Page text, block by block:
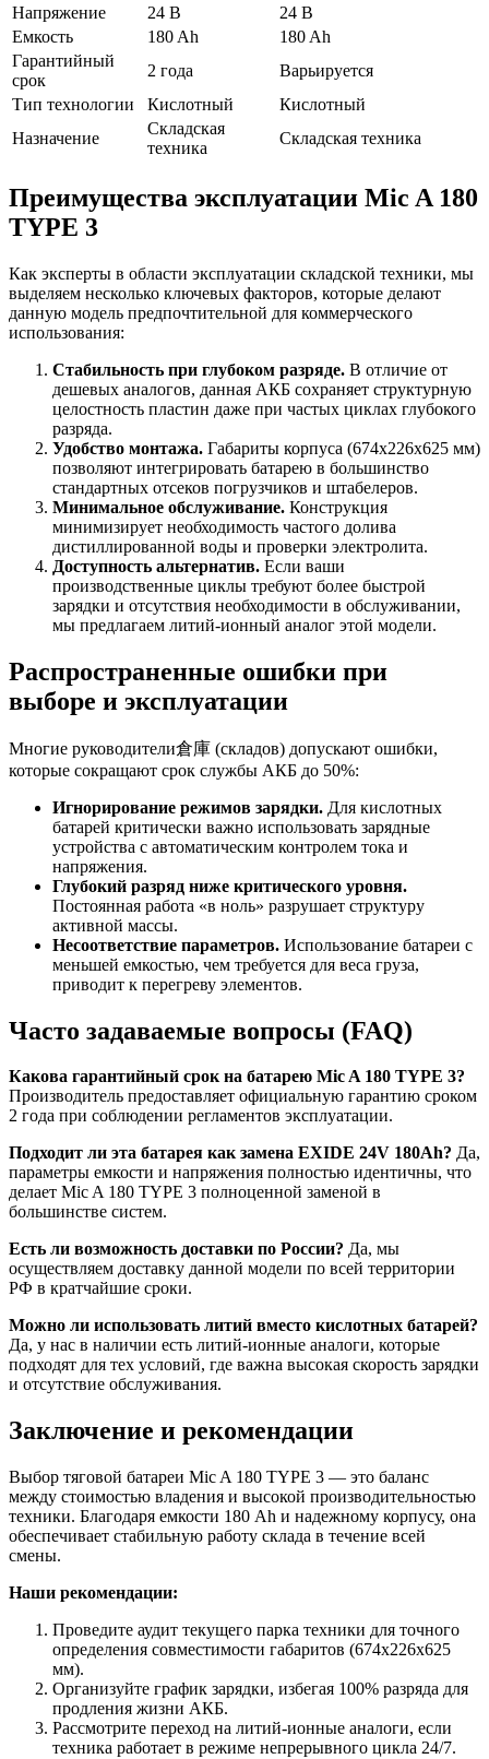
Напряжение 24 В
24 В
Емкость
180 Ah
180 Ah
Гарантийный
срок
2 года
Варьируется
Тип технологии
Кислотный
Кислотный
Назначение
Складская
техника
Складская техника
Преимущества эксплуатации Mic A 180
TYPE 3
Как эксперты в области эксплуатации складской техники, мы
выделяем несколько ключевых факторов, которые делают
данную модель предпочтительной для коммерческого
использования:
Стабильность при глубоком разряде. В отличие от
дешевых аналогов, данная АКБ сохраняет структурную
целостность пластин даже при частых циклах глубокого
разряда.
Удобство монтажа. Габариты корпуса (674x226x625 мм)
позволяют интегрировать батарею в большинство
стандартных отсеков погрузчиков и штабелеров.
Минимальное обслуживание. Конструкция
минимизирует необходимость частого долива
дистиллированной воды и проверки электролита.
Доступность альтернатив. Если ваши
производственные циклы требуют более быстрой
зарядки и отсутствия необходимости в обслуживании,
мы предлагаем литий-ионный аналог этой модели.
Распространенные ошибки при
выборе и эксплуатации
Многие руководители倉庫 (складов) допускают ошибки,
которые сокращают срок службы АКБ до 50%:
Игнорирование режимов зарядки. Для кислотных
батарей критически важно использовать зарядные
устройства с автоматическим контролем тока и
напряжения.
Глубокий разряд ниже критического уровня.
Постоянная работа «в ноль» разрушает структуру
активной массы.
Несоответствие параметров. Использование батареи с
меньшей емкостью, чем требуется для веса груза,
приводит к перегреву элементов.
Часто задаваемые вопросы (FAQ)
Какова гарантийный срок на батарею Mic A 180 TYPE 3?
Производитель предоставляет официальную гарантию сроком
2 года при соблюдении регламентов эксплуатации.
Подходит ли эта батарея как замена EXIDE 24V 180Ah? Да,
параметры емкости и напряжения полностью идентичны, что
делает Mic A 180 TYPE 3 полноценной заменой в
большинстве систем.
Есть ли возможность доставки по России? Да, мы
осуществляем доставку данной модели по всей территории
РФ в кратчайшие сроки.
Можно ли использовать литий вместо кислотных батарей?
Да, у нас в наличии есть литий-ионные аналоги, которые
подходят для тех условий, где важна высокая скорость зарядки
и отсутствие обслуживания.
Заключение и рекомендации
Выбор тяговой батареи Mic A 180 TYPE 3 — это баланс
между стоимостью владения и высокой производительностью
техники. Благодаря емкости 180 Ah и надежному корпусу, она
обеспечивает стабильную работу склада в течение всей
смены.
Наши рекомендации:
Проведите аудит текущего парка техники для точного
определения совместимости габаритов (674x226x625
мм).
Организуйте график зарядки, избегая 100% разряда для
продления жизни АКБ.
Рассмотрите переход на литий-ионные аналоги, если
техника работает в режиме непрерывного цикла 24/7.